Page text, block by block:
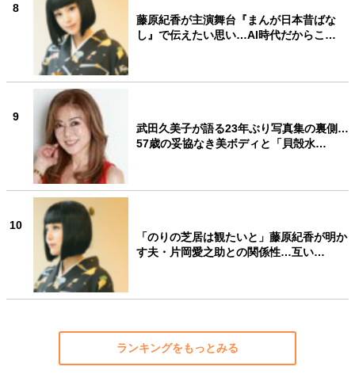
8
藤原紀香が主演舞台『まんが日本昔ばな
し』で伝えたい思い…AI時代だからこ…
9
武田久美子が語る23年ぶり写真集の裏側…
57歳の妥協なき美ボディと「貝殻水…
10
「のりの芝居は観たいと」藤原紀香が明か
す夫・片岡愛之助との関係性…互い…
ランキングをもっとみる